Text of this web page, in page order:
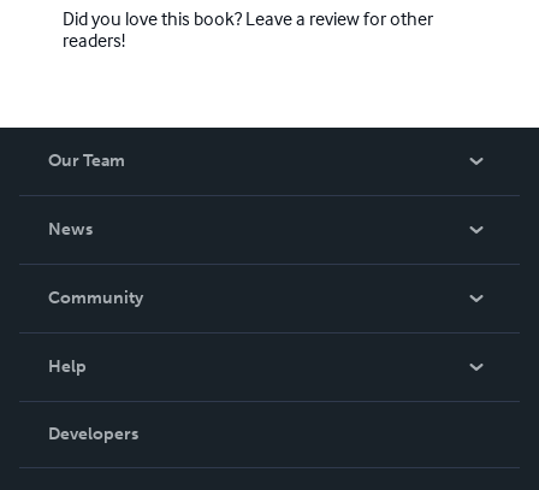
Did you love this book? Leave a review for other
readers!
Our Team
News
In The News
Community
Podcast
Help
Order Lookup
Knowledge Base
Developers